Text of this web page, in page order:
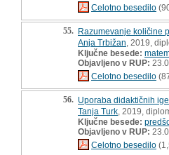
Celotno besedilo
55. Razumevanje količine
Anja Trbižan , 2019,
Ključne besede:
Objavljeno v RUP:
Celotno besedilo
56. Uporaba didaktičnih
Tanja Turk , 2019,
Ključne besede:
Objavljeno v RUP:
Celotno besedilo